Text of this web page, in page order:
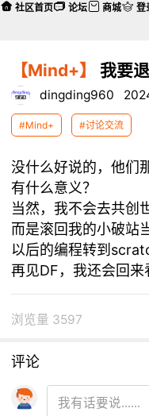
【Mind+】 我要
dingding960
#Mind+ #讨论交流
没什么好说的，他们
有什么意义？
当然，我不会去共创
而是滚回我的小破站
以后的编程转到
再见DF，我还会回来
浏览量 3597
评论
社区首页 论坛 商城 登